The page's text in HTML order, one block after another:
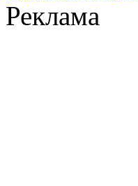
Реклама